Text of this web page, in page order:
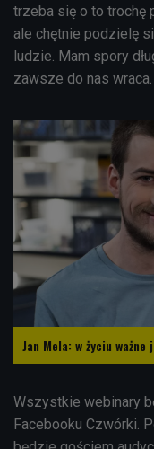
trzeba się o to trochę
ale chętnie podzielę
ludzie. Mam spory
zawsze do nas
Jan Mela: w życiu
Wszystkie webinary
Facebooku Czwórki.